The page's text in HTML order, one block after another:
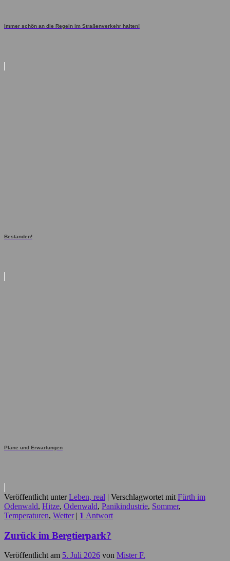
Immer schön an die Regeln im Straßenverkehr halten!
Bestanden!
Pläne und Erwartungen
Veröffentlicht unter Leben, real | Verschlagwortet mit Fürth im
Odenwald, Hitze, Odenwald, Panikindustrie, Sommer,
Temperaturen, Wetter | 1 Antwort
Zurück im Bergtierpark?
Veröffentlicht am 5. Juli 2026 von Mister F.